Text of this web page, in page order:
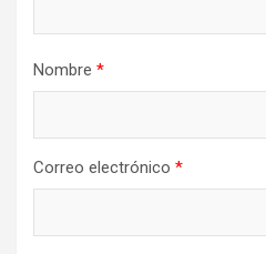
Nombre *
Correo electrónico *